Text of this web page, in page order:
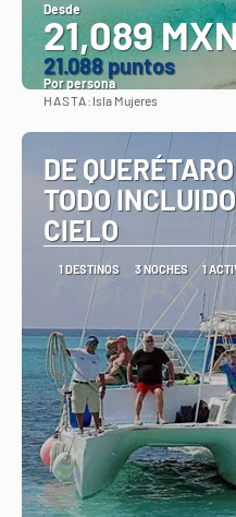
Desde
21,089
21.088 puntos
Por persona
HASTA: Isla Mujeres
DE
TODO
CIELO
1 DESTINOS 3 NOCHES 1